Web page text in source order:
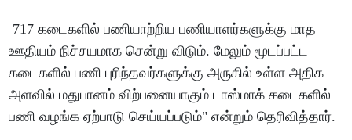
717 கடைகளில் பணியாற்றிய பணியாளர்களுக்கு மாத
ஊதியம் நிச்சயமாக சென்று விடும். மேலும் மூடப்பட்ட
கடைகளில் பணி புரிந்தவர்களுக்கு அருகில் உள்ள அதிக
அளவில் மதுபானம் விற்பனையாகும் டாஸ்மாக் கடைகளில்
பணி வழங்க ஏற்பாடு செய்யப்படும்" என்றும் தெரிவித்தார்.